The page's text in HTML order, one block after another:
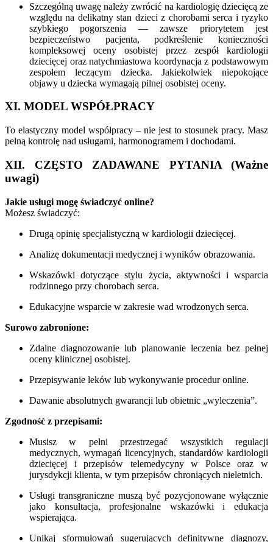
Szczególną uwagę należy zwrócić na kardiologię dziecięcą ze
względu na delikatny stan dzieci z chorobami serca i ryzyko
szybkiego pogorszenia — zawsze priorytetem jest
bezpieczeństwo pacjenta, podkreślenie konieczności
kompleksowej oceny osobistej przez zespół kardiologii
dziecięcej oraz natychmiastowa koordynacja z podstawowym
zespołem leczącym dziecka. Jakiekolwiek niepokojące
objawy u dziecka wymagają pilnej osobistej oceny.
XI. MODEL WSPÓŁPRACY
To elastyczny model współpracy – nie jest to stosunek pracy. Masz
pełną kontrolę nad usługami, harmonogramem i dochodami.
XII. CZĘSTO ZADAWANE PYTANIA (Ważne
uwagi)
Jakie usługi mogę świadczyć online?
Możesz świadczyć:
Drugą opinię specjalistyczną w kardiologii dziecięcej.
Analizę dokumentacji medycznej i wyników obrazowania.
Wskazówki dotyczące stylu życia, aktywności i wsparcia
rodzinnego przy chorobach serca.
Edukacyjne wsparcie w zakresie wad wrodzonych serca.
Surowo zabronione:
Zdalne diagnozowanie lub planowanie leczenia bez pełnej
oceny klinicznej osobistej.
Przepisywanie leków lub wykonywanie procedur online.
Dawanie absolutnych gwarancji lub obietnic „wyleczenia”.
Zgodność z przepisami:
Musisz w pełni przestrzegać wszystkich regulacji
medycznych, wymagań licencyjnych, standardów kardiologii
dziecięcej i przepisów telemedycyny w Polsce oraz w
jurysdykcji klienta, w tym przepisów chroniących nieletnich.
Usługi transgraniczne muszą być pozycjonowane wyłącznie
jako konsultacja, profesjonalne wskazówki i edukacja
wspierająca.
Unikaj sformułowań sugerujących definitywne diagnozy,